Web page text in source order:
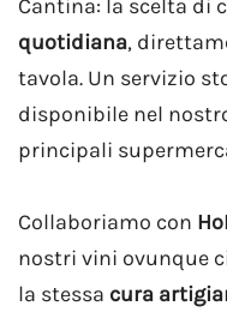
Cantina: la scelta di
quotidiana,
tavola. Un servizio
disponibile nel
principali
Collaboriamo con
nostri vini ovunque
la stessa cura